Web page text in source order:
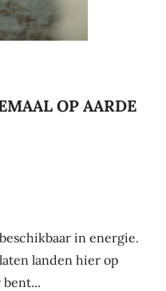
OP AARDE
in energie.
landen hier op
bent...